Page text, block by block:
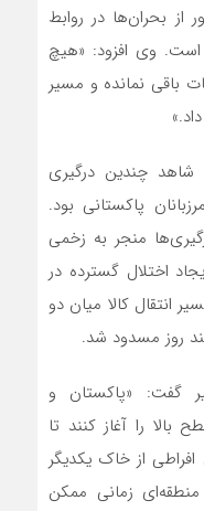
از بحران‌ها در روابط
است. وی افزود: «هیچ
باقی نمانده و مسیر
شاهد چندین درگیری
پاکستانی بود.
منجر به زخمی
اختلال گسترده در
کالا میان دو
روز مسدود شد.
گفت: «پاکستان و
بالا را آغاز کنند تا
افراطی از خاک یکدیگر
زمانی ممکن